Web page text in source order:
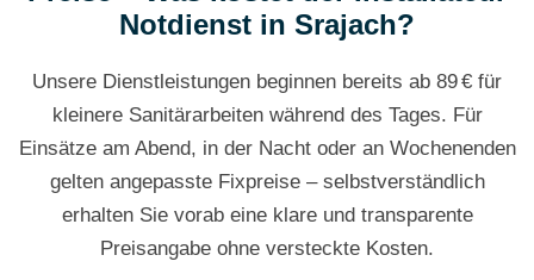
Notdienst in Srajach?
Unsere Dienstleistungen beginnen bereits ab 89 € für
kleinere Sanitärarbeiten während des Tages. Für
Einsätze am Abend, in der Nacht oder an Wochenenden
gelten angepasste Fixpreise – selbstverständlich
erhalten Sie vorab eine klare und transparente
Preisangabe ohne versteckte Kosten.